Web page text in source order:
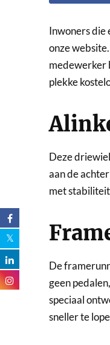
Inwoners die
onze
medewerker
plekke
Deze
aan de
met
De
geen
speciaal
sneller te